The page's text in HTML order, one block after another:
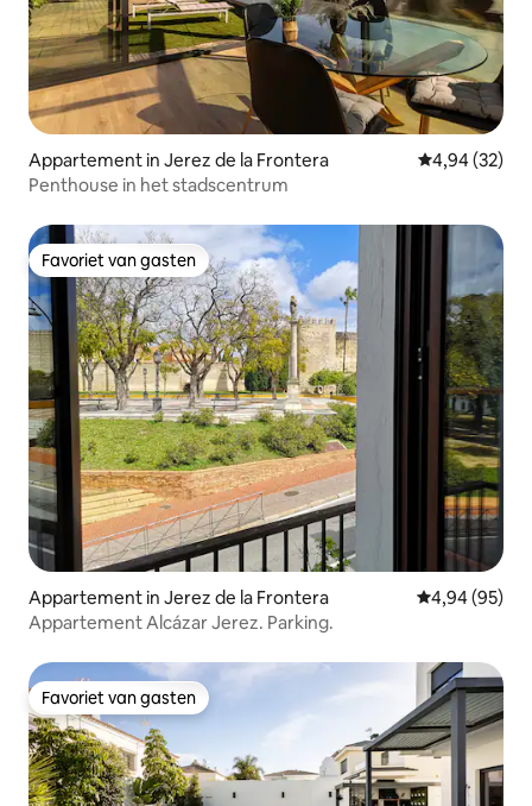
Appartement in Jerez de la Frontera Gemiddelde
4,94 (32)
Penthouse in het stadscentrum
Favoriet van gasten
Favoriet van gasten
Appartement in Jerez de la Frontera Gemiddelde
4,94 (95)
Appartement Alcázar Jerez. Parking.
Favoriet van gasten
Favoriet van gasten